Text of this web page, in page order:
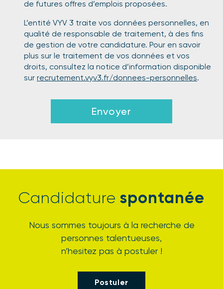
de futures offres d’emplois proposées.
L’entité VYV 3 traite vos données personnelles, en
qualité de responsable de traitement, à des fins
de gestion de votre candidature. Pour en savoir
plus sur le traitement de vos données et vos
droits, consultez la notice d’information disponible
sur recrutement.vyv3.fr/donnees-personnelles.
Envoyer
Candidature spontanée
Nous sommes toujours à la recherche de
personnes talentueuses,
n’hesitez pas à postuler !
Postuler